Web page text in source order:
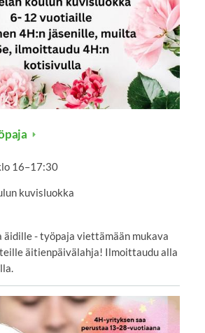
16–17:30
kuvisluokka
äidille - työpaja viettämään mukava
äitienpäivälahja! Ilmoittaudu alla